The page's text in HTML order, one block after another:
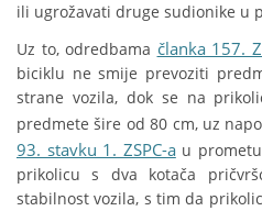
ili ugrožavati druge sudionike u
Uz to, odredbama članka 157.
biciklu ne smije prevoziti
strane vozila, dok se na
predmete šire od 80 cm, uz
93. stavku 1. ZSPC-au prometu
prikolicu s dva kotača
stabilnost vozila, s tim da